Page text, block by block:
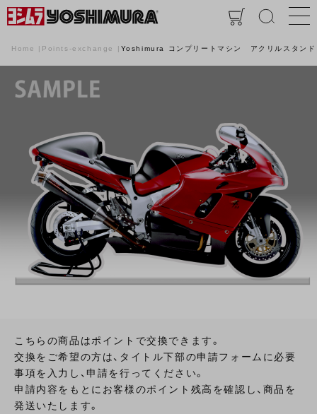
Home Points-exchange Yoshimura コンプリートマシン アクリルスタンド
こちらの商品はポイントで交換できます。
交換をご希望の方は、タイトル下部の申請フォームに必要
事項を入力し、申請を行ってください。
申請内容をもとにお客様のポイント残高を確認し、商品を
発送いたします。